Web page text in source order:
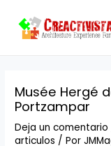
contenido
Musée Hergé
Portzampar
Deja un comentario
articulos / Por
de
entradas